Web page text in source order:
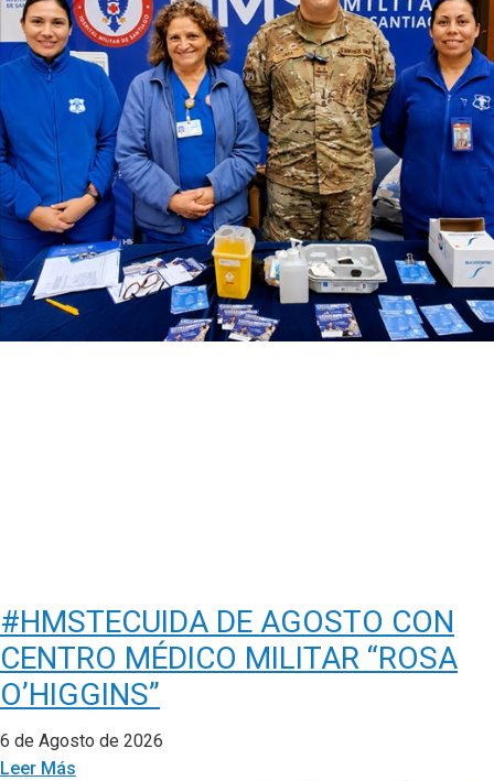
#HMSTECUIDA DE AGOSTO CON
CENTRO MÉDICO MILITAR “ROSA
O’HIGGINS”
6 de Agosto de 2026
Leer Más